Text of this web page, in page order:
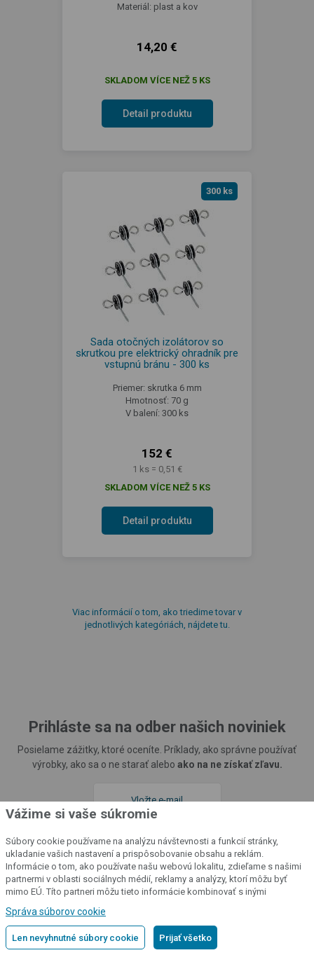
Materiál: plast a kov
14,20 €
SKLADOM VÍCE NEŽ 5 KS
Detail produktu
300 ks
Sada otočných izolátorov so
skrutkou pre elektrický ohradník pre
vstupnú bránu - 300 ks
Priemer: skrutka 6 mm
Hmotnosť: 70 g
V balení: 300 ks
152 €
1 ks = 0,51 €
SKLADOM VÍCE NEŽ 5 KS
Detail produktu
Viac informácií o tom, ako triedime tovar v
jednotlivých kategóriách, nájdete tu.
Prihláste sa na odber našich noviniek
Posielame zážitky, ktoré oceníte. Príklady, ako správne používať
výrobky, ako sa o ne starať alebo ako na ne získať zľavu.
Prihlásiť sa
Ďalšie informácie o tom, ako spracúvame osobné údaje
nájdete v našichzásadách spracovania osobných údajov
Sledujte nás na sociálnych sieťach
Vážime si vaše súkromie
Súbory cookie používame na analýzu návštevnosti a funkcií stránky,
ukladanie vašich nastavení a prispôsobovanie obsahu a reklám.
Informácie o tom, ako používate našu webovú lokalitu, zdieľame s našimi
partnermi v oblasti sociálnych médií, reklamy a analýzy, ktorí môžu byť
mimo EÚ. Títo partneri môžu tieto informácie kombinovať s inými
používania ich služieb.Podrobné informácie
Správa súborov cookie
Len nevyhnutné súbory cookie Prijať všetko